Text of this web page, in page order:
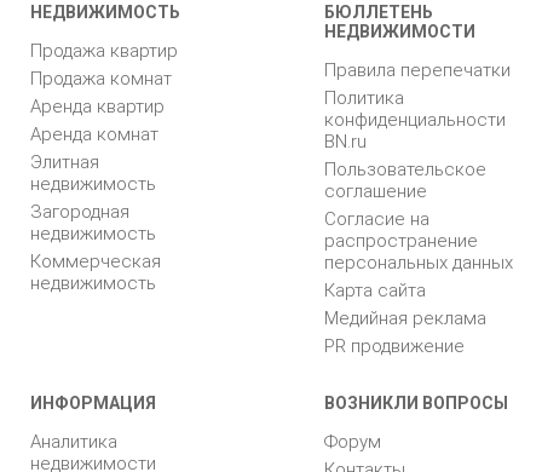
НЕДВИЖИМОСТЬ
Продажа квартир
Продажа комнат
Аренда квартир
Аренда комнат
Элитная
недвижимость
Загородная
недвижимость
Коммерческая
недвижимость
БЮЛЛЕТЕНЬ
НЕДВИЖИМОСТИ
Правила перепечатки
Политика
конфиденциальности
BN.ru
Пользовательское
соглашение
Согласие на
распространение
персональных данных
Карта сайта
Медийная реклама
PR продвижение
ИНФОРМАЦИЯ
Аналитика
недвижимости
ВОЗНИКЛИ ВОПРОСЫ
Форум